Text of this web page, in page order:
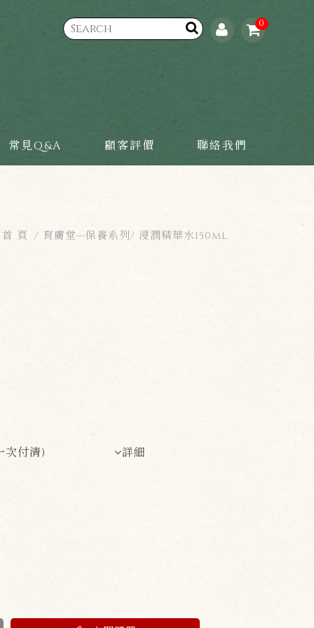
0
常見Q&A 顧客評價 聯絡我們
首 頁 育膚堂—保養系列 浸潤精華水150ml
次付清) 詳細